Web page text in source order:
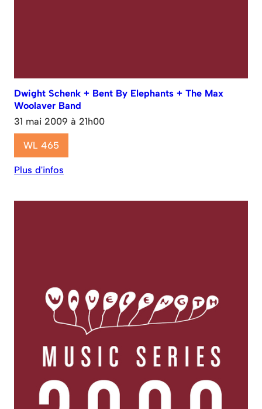
Dwight Schenk + Bent By Elephants + The Max
Woolaver Band
31 mai 2009 à 21h00
WL 465
Plus d'infos